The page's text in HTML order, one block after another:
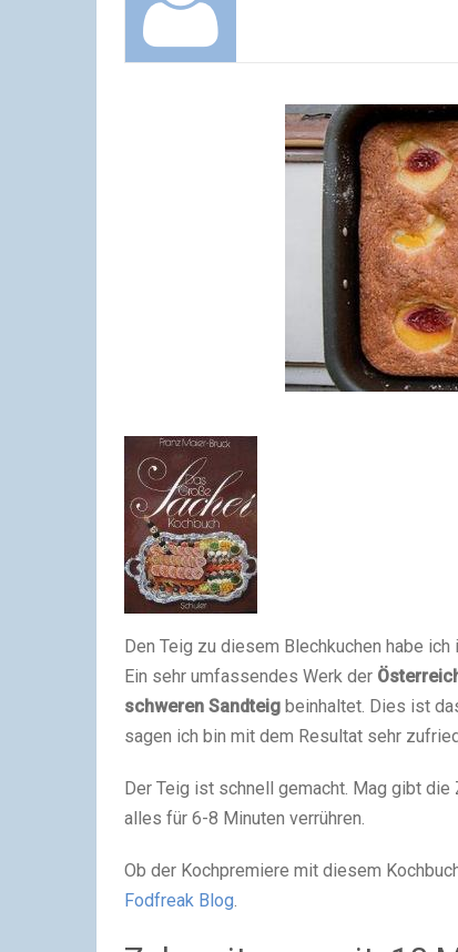
Den Teig zu diesem Blechkuchen habe ich
Ein sehr umfassendes Werk der
schweren Sandteig beinhaltet. Dies ist
sagen ich bin mit dem Resultat sehr
Der Teig ist schnell gemacht. Mag gibt die
alles für 6-8 Minuten verrühren.
Ob der Kochpremiere mit diesem
Fodfreak Blog